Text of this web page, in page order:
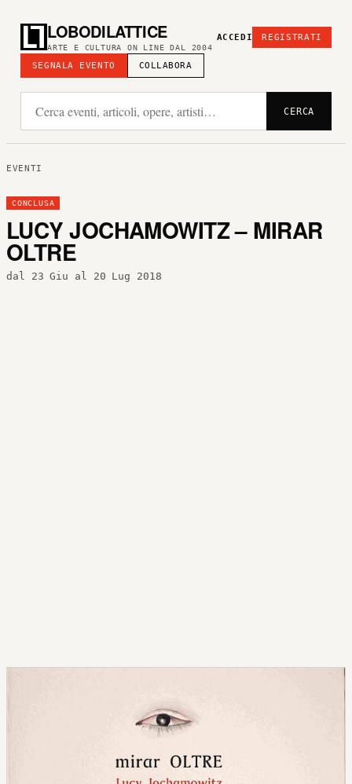
LOBODILATTICE
ARTE E CULTURA ON LINE DAL 2004
SEGNALA EVENTO COLLABORA
ACCEDI REGISTRATI
CERCA
EVENTI
CONCLUSA
LUCY JOCHAMOWITZ – MIRAR
OLTRE
dal 23 Giu al 20 Lug 2018